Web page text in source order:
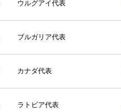
ウルグアイ代表
ブルガリア代表
カナダ代表
ラトビア代表